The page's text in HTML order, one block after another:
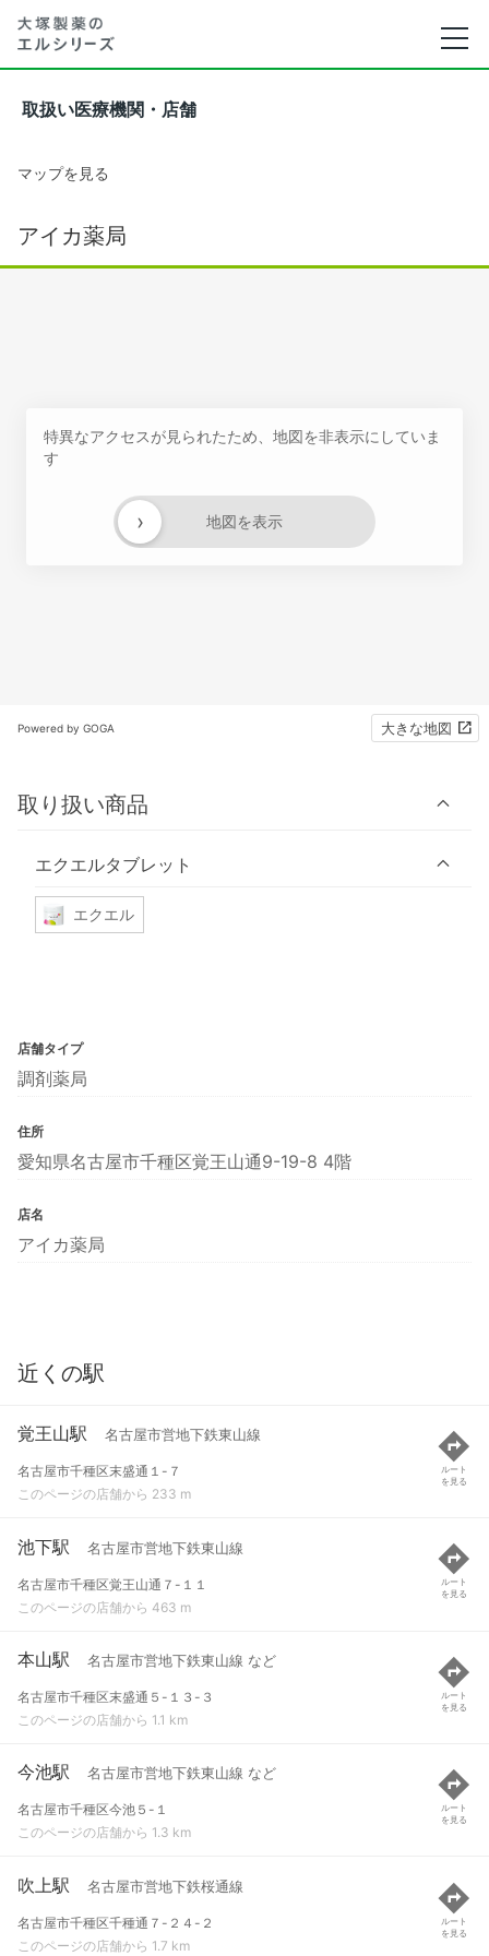
取扱い医療機関・店舗
マップを見る
アイカ薬局
特異なアクセスが見られたため、地図を非表示にしていま
す
地図を表示
›
Powered by GOGA 大きな地図
取り扱い商品
エクエルタブレット
エクエル
店舗タイプ
調剤薬局
住所
愛知県名古屋市千種区覚王山通9-19-8 4階
店名
アイカ薬局
近くの駅
覚王山駅 名古屋市営地下鉄東山線
名古屋市千種区末盛通１-７
このページの店舗から 233 m
ルート
を見る
池下駅 名古屋市営地下鉄東山線
名古屋市千種区覚王山通７-１１
このページの店舗から 463 m
ルート
を見る
本山駅 名古屋市営地下鉄東山線 など
名古屋市千種区末盛通５-１３-３
このページの店舗から 1.1 km
ルート
を見る
今池駅 名古屋市営地下鉄東山線 など
名古屋市千種区今池５-１
このページの店舗から 1.3 km
ルート
を見る
吹上駅 名古屋市営地下鉄桜通線
名古屋市千種区千種通７-２４-２
このページの店舗から 1.7 km
ルート
を見る